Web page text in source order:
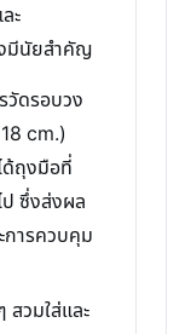
ะ
มีนัยสำคัญ
วัดรอบวง
cm.)
ด้ถุงมือที่
ซึ่งส่งผล
การควบคุม
สวมใส่และ